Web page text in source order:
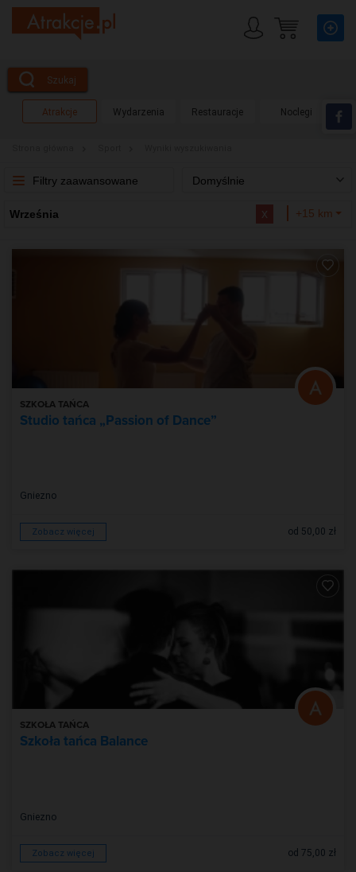
Szukaj
Atrakcje Wydarzenia Restauracje Noclegi
Filtry zaawansowane Domyślnie
Września x +15 km
SZKOŁA TAŃCA
Studio tańca „Passion of Dance”
Gniezno
Zobacz więcej od 50,00 zł
SZKOŁA TAŃCA
Szkoła tańca Balance
Gniezno
Zobacz więcej od 75,00 zł